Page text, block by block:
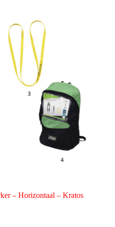
– Horizontaal – Kratos